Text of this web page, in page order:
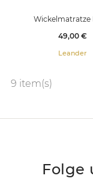
Wickelmatratze
Preis
49,00 €
Leander
9 item(s)
Folge